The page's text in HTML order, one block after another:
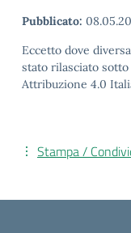
Pubblicato:
Eccetto dove
stato rilasciato
Attribuzione 4.0
Stampa /